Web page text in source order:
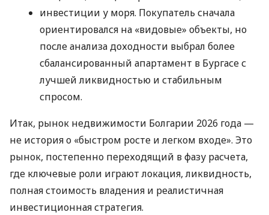
инвестиции у моря. Покупатель сначала
ориентировался на «видовые» объекты, но
после анализа доходности выбрал более
сбалансированный апартамент в Бургасе с
лучшей ликвидностью и стабильным
спросом.
Итак, рынок недвижимости Болгарии 2026 года —
не история о «быстром росте и легком входе». Это
рынок, постепенно переходящий в фазу расчета,
где ключевые роли играют локация, ликвидность,
полная стоимость владения и реалистичная
инвестиционная стратегия.